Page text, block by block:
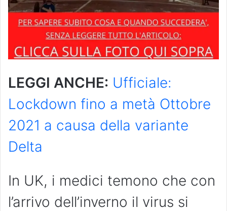
LEGGI ANCHE: Ufficiale:
Lockdown fino a metà Ottobre
2021 a causa della variante
Delta
In UK, i medici temono che con
l’arrivo dell’inverno il virus si